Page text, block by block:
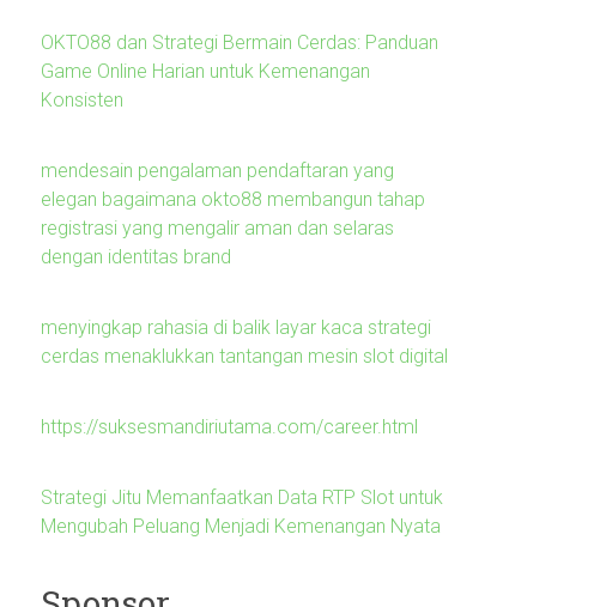
OKTO88 dan Strategi Bermain Cerdas: Panduan
Game Online Harian untuk Kemenangan
Konsisten
mendesain pengalaman pendaftaran yang
elegan bagaimana okto88 membangun tahap
registrasi yang mengalir aman dan selaras
dengan identitas brand
menyingkap rahasia di balik layar kaca strategi
cerdas menaklukkan tantangan mesin slot digital
https://suksesmandiriutama.com/career.html
Strategi Jitu Memanfaatkan Data RTP Slot untuk
Mengubah Peluang Menjadi Kemenangan Nyata